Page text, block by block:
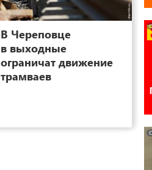
В Череповце
в выходные
ограничат движение
трамваев